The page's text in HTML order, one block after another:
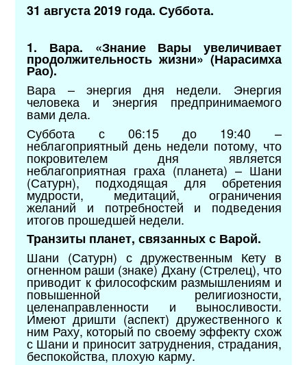
31 августа 2019 года. Суббота.
1. Вара. «Знание Вары увеличивает
продолжительность жизни» (Нарасимха
Рао).
Вара – энергия дня недели. Энергия
человека и энергия предпринимаемого
вами дела.
Суббота с 06:15 до 19:40 –
неблагоприятный день недели потому, что
покровителем дня является
неблагоприятная граха (планета) – Шани
(Сатурн), подходящая для обретения
мудрости, медитаций, ограничения
желаний и потребностей и подведения
итогов прошедшей недели.
Транзиты планет, связанных с Варой.
Шани (Сатурн) с дружественным Кету в
огненном раши (знаке) Дхану (Стрелец), что
приводит к философским размышлениям и
повышенной религиозности,
целенаправленности и выносливости.
Имеют дришти (аспект) дружественного к
ним Раху, который по своему эффекту схож
с Шани и приносит затруднения, страдания,
беспокойства, плохую карму.